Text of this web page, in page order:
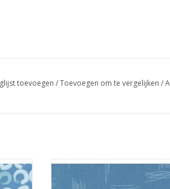
toevoegen /Toevoegen om te vergelijken /
blauw met stiksels
TOEVOEGEN AAN